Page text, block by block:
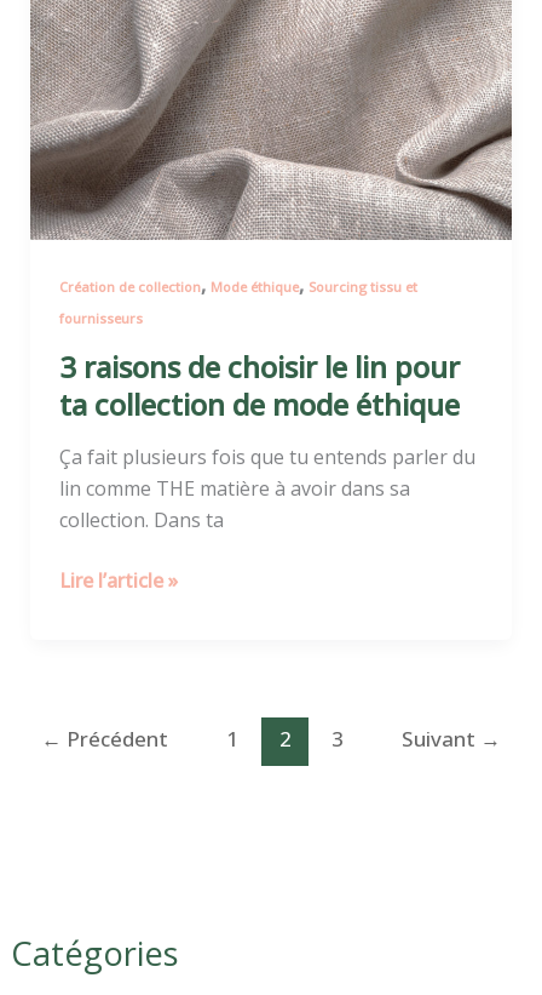
Catégories
Création de collection, Mode éthique, Sourcing tissu et
fournisseurs
3 raisons de choisir le lin pour
ta collection de mode éthique
Ça fait plusieurs fois que tu entends parler du
lin comme THE matière à avoir dans sa
collection. Dans ta
raisons
de
choisir
le
lin
pour
ta
collection
mode
éthique
Lire l’article »
← Précédent 1 2 3 Suivant →